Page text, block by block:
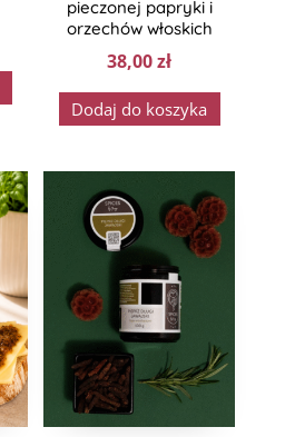
pieczonej papryki i
orzechów włoskich
38,00zł
Dodaj do koszyka